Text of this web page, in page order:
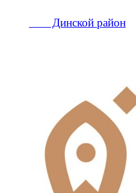
Динской район